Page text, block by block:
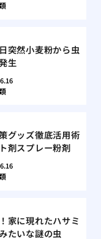
突然小麦粉から虫
生
グッズ徹底活用術
剤スプレー粉剤
家に現れたハサミ
たいな謎の虫